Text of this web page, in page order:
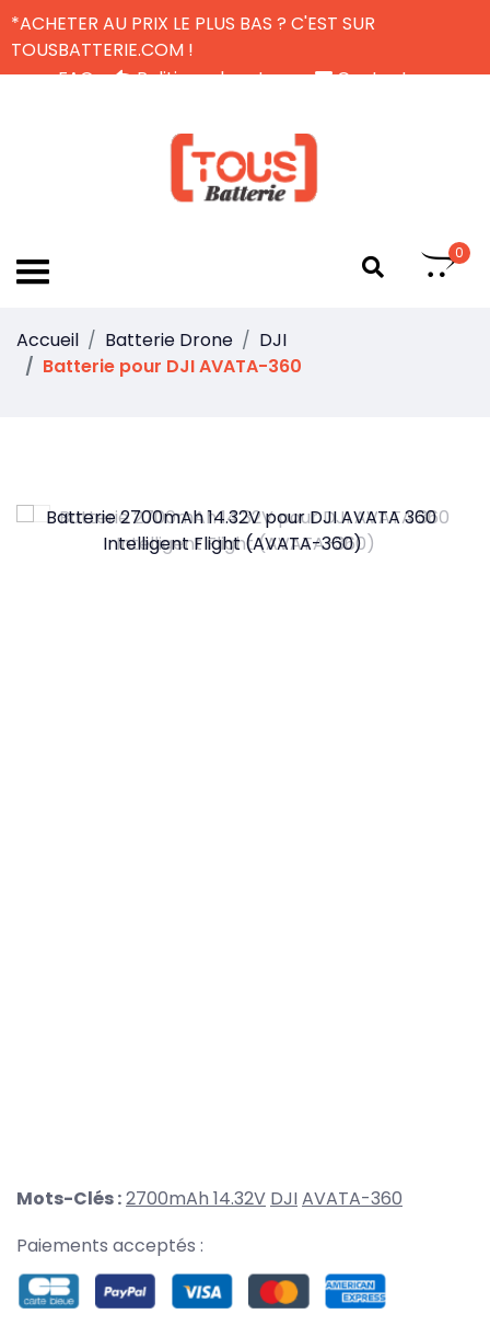
*ACHETER AU PRIX LE PLUS BAS ? C'EST SUR
TOUSBATTERIE.COM !
FAQ
Politique de retour
Contactez-nous
0
Accueil Batterie Drone
DJI
Batterie pour DJI AVATA-360
Mots-Clés :2700mAh 14.32V DJIAVATA-360
Paiements acceptés :